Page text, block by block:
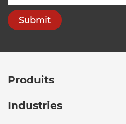
Submit
Produits
Industries